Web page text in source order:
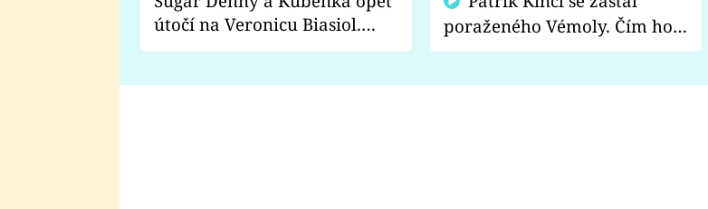
útočí na Veronicu Biasiol.
Proč je podle nich falešná a
poraženého Vémoly. Čím ho
fanoušci naštvali?